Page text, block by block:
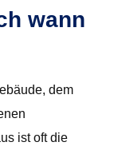
wann
dem
ist oft die